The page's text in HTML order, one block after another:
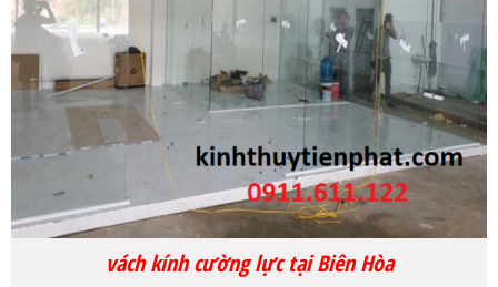
vách kính cường lực tại Biên Hòa